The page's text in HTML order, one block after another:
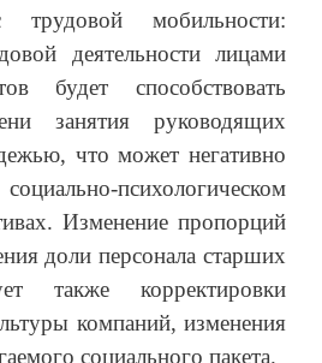
трудовой мобильности:
деятельности лицами
будет способствовать
занятия руководящих
что может негативно
психологическом
Изменение пропорций
доли персонала старших
также корректировки
компаний, изменения
социального пакета.